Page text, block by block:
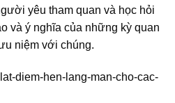
yêu tham quan và học hỏi
và ý nghĩa của những kỳ quan
niệm với chúng.